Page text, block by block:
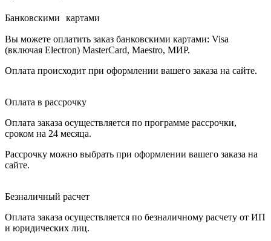
Банковскими картами
Вы можете оплатить заказ банковскими картами: Visa
(включая Electron) MasterCard, Maestro, МИР.
Оплата происходит при оформлении вашего заказа на сайте.
Оплата в рассрочку
Оплата заказа осуществляется по программе рассрочки,
сроком на 24 месяца.
Рассрочку можно выбрать при оформлении вашего заказа на
сайте.
Безналичный расчет
Оплата заказа осуществляется по безналичному расчету от ИП
и юридических лиц.